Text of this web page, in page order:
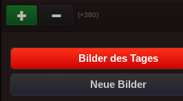
(+380)
Bilder des Tages
Neue Bilder